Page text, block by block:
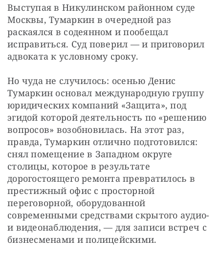
Выступая в Никулинском районном суде
Москвы, Тумаркин в очередной раз
раскаялся в содеянном и пообещал
исправиться. Суд поверил — и приговорил
адвоката к условному сроку.
Но чуда не случилось: осенью Денис
Тумаркин основал международную группу
юридических компаний «Защита», под
эгидой которой деятельность по «решению
вопросов» возобновилась. На этот раз,
правда, Тумаркин отлично подготовился:
снял помещение в Западном округе
столицы, которое в результате
дорогостоящего ремонта превратилось в
престижный офис с просторной
переговорной, оборудованной
современными средствами скрытого аудио-
и видеонаблюдения, — для записи встреч с
бизнесменами и полицейскими.